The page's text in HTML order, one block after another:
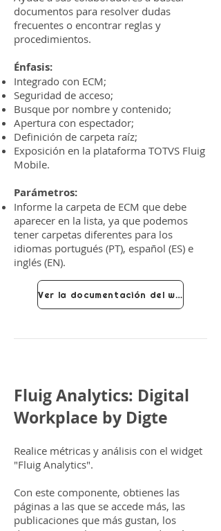
documentos para resolver dudas
frecuentes o encontrar reglas y
procedimientos.
Énfasis:
Integrado con ECM;
Seguridad de acceso;
Busque por nombre y contenido;
Apertura con espectador;
Definición de carpeta raíz;
Exposición en la plataforma TOTVS Fluig
Mobile.
Parámetros:
Informe la carpeta de ECM que debe
aparecer en la lista, ya que podemos
tener carpetas diferentes para los
idiomas portugués (PT), español (ES) e
inglés (EN).
Ver la documentación del widget
Fluig Analytics: Digital
Workplace by Digte
Realice métricas y análisis con el widget
"Fluig Analytics".
Con este componente, obtienes las
páginas a las que se accede más, las
publicaciones que más gustan, los